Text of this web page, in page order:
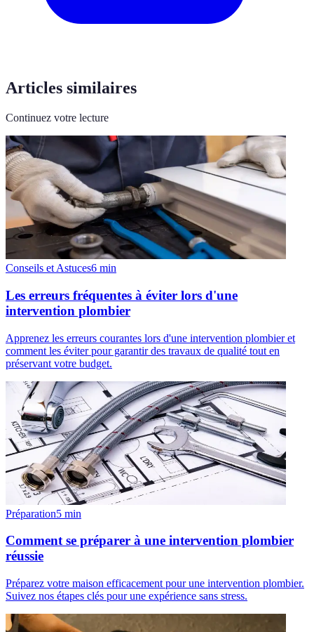
Articles similaires
Continuez votre lecture
Conseils et Astuces6 min
Les erreurs fréquentes à éviter lors d'une
intervention plombier
Apprenez les erreurs courantes lors d'une intervention plombier et
comment les éviter pour garantir des travaux de qualité tout en
préservant votre budget.
Préparation5 min
Comment se préparer à une intervention plombier
réussie
Préparez votre maison efficacement pour une intervention plombier.
Suivez nos étapes clés pour une expérience sans stress.